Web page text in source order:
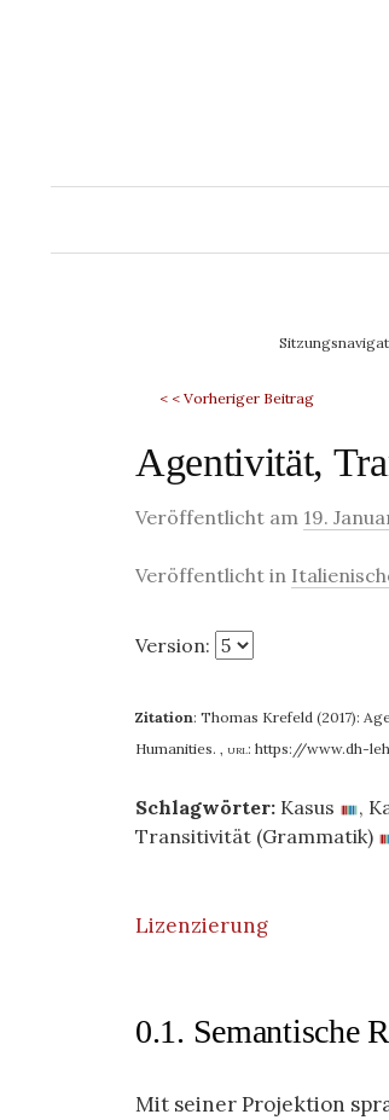
< < Vorheriger Beitrag
Agentivität,
Veröffentlicht am 19.
Veröffentlicht in
Version:
Zitation: Thomas Krefeld (2017):
Humanities. , url: https://www.dh-
Schlagwörter: Kasus ,
Transitivität (Grammatik)
Lizenzierung
0.1. Semantische
Mit seiner Projektion